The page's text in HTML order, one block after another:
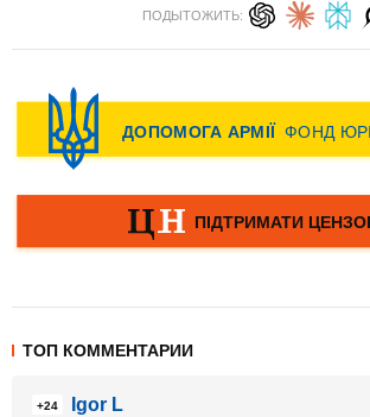
ПОДЫТОЖИТЬ:
ТОП КОММЕНТАРИИ
+24
Igor L